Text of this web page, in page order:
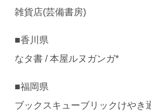
雑貨店(芸備書房)
■香川県
なタ書 / 本屋ルヌガンガ*
■福岡県
ブックスキューブリックけやき